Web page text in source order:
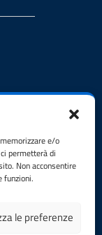
e/o
permetterà di
Non acconsentire
funzioni.
le preferenze